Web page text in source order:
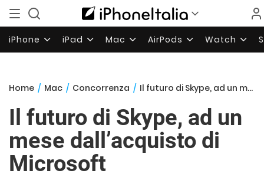
iPhone iPad Mac AirPods Watch
Home / Mac / Concorrenza / Il futuro di Skype, ad un mese dall’acquisto di Microsoft
Il futuro di Skype, ad un
mese dall’acquisto di
Microsoft